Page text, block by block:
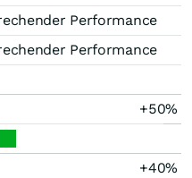
Performance
Performance
+50%
+40%